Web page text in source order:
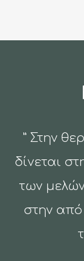
” Στην
δίνεται
των
στην από